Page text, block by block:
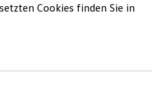
Cookies finden Sie in